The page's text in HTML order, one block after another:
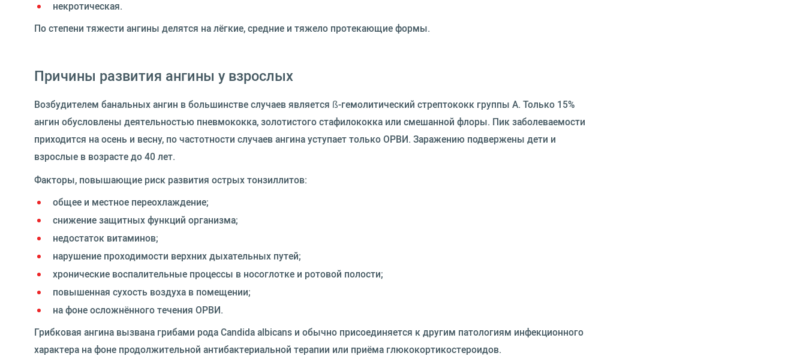
некротическая.
По степени тяжести ангины делятся на лёгкие, средние и тяжело протекающие формы.⁠
Причины развития ангины у взрослых
Возбудителем банальных ангин в большинстве случаев является ß-гемолитический стрептококк группы А. Только 15%
ангин обусловлены деятельностью пневмококка, золотистого стафилококка или смешанной флоры. Пик заболеваемости
приходится на осень и весну, по частотности случаев ангина уступает только ОРВИ. Заражению подвержены дети и
взрослые в возрасте до 40 лет.
Факторы, повышающие риск развития острых тонзиллитов:
общее и местное переохлаждение;
снижение защитных функций организма;
недостаток витаминов;
нарушение проходимости верхних дыхательных путей;
хронические воспалительные процессы в носоглотке и ротовой полости;
повышенная сухость воздуха в помещении;
на фоне осложнённого течения ОРВИ.
Грибковая ангина вызвана грибами рода Candida albicans и обычно присоединяется к другим патологиям инфекционного
характера на фоне продолжительной антибактериальной терапии или приёма глюкокортикостероидов.